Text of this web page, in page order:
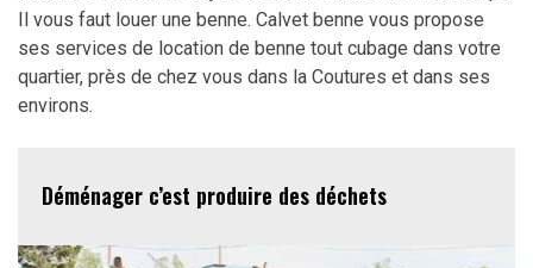
Il vous faut louer une benne. Calvet benne vous propose
ses services de location de benne tout cubage dans votre
quartier, près de chez vous dans la Coutures et dans ses
environs.
Déménager c’est produire des déchets